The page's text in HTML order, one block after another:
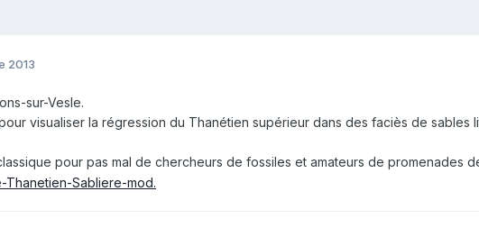
2013
sur-Vesle.
visualiser la régression du Thanétien supérieur dans des faciès de
pour pas mal de chercheurs de fossiles et amateurs de promenades